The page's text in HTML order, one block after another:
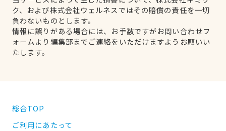
ク、および株式会社ウェルネスではその賠償の責任を一切
負わないものとします。
情報に誤りがある場合には、お手数ですがお問い合わせフ
ォームより編集部までご連絡をいただけますようお願いい
たします。
総合TOP
ご利用にあたって